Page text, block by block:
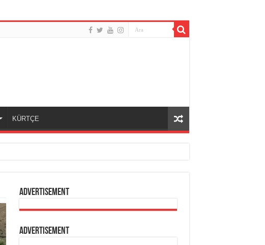
KÜRTÇE
Advertisement
Advertisement